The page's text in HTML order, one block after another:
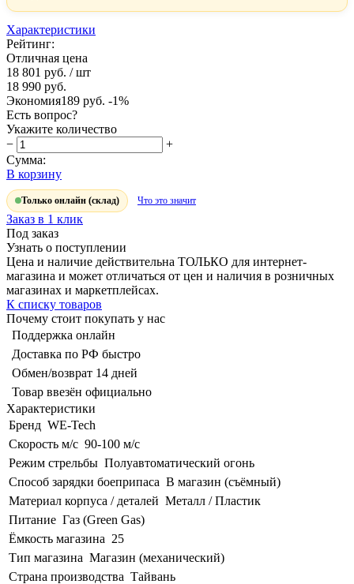
Характеристики
Рейтинг:
Отличная цена
18 801 руб. / шт
18 990 руб.
Экономия189 руб. -1%
Есть вопрос?
Укажите количество
−
+
Сумма:
В корзину
Только онлайн (склад) Что это значит
Заказ в 1 клик
Под заказ
Узнать о поступлении
Цена и наличие действительна ТОЛЬКО для интернет-
магазина и может отличаться от цен и наличия в розничных
магазинах и маркетплейсах.
К списку товаров
Почему стоит покупать у нас
Поддержка онлайн
Доставка по РФ быстро
Обмен/возврат 14 дней
Товар ввезён официально
Характеристики
Бренд WE-Tech
Скорость м/с 90-100 м/с
Режим стрельбы Полуавтоматический огонь
Способ зарядки боеприпаса В магазин (съёмный)
Материал корпуса / деталей Металл / Пластик
Питание Газ (Green Gas)
Ёмкость магазина 25
Тип магазина Магазин (механический)
Страна производства Тайвань